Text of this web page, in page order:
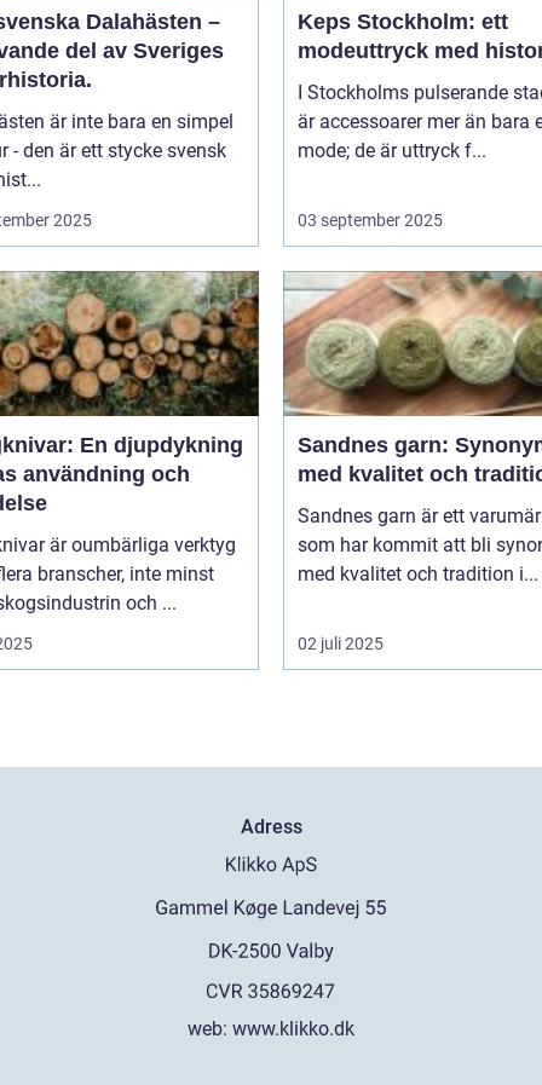
Dalahästen –
del av Sveriges
är inte bara en simpel
- den är ett stycke svensk
2025
Keps Stockholm: ett
modeuttryck med
I Stockholms pulserande
är accessoarer mer än bara
mode; de är uttryck f...
03 september 2025
En djupdykning
användning och
är oumbärliga verktyg
branscher, inte minst
och ...
Sandnes garn:
med kvalitet och
Sandnes garn är ett
som har kommit att bli
med kvalitet och tradition i...
02 juli 2025
Adress
web: www.klikko.dk